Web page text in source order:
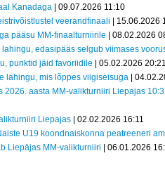
Kanadaga | 09.07.2026 11:10
veerandfinaali | 15.06.2026
pääsu MM-finaalturniirile | 08.02.2026
edasipääs selgub viimases
punktid jäid favoriidile | 05.02.2026 20:21
lahingu, mis lõppes viigiseisuga |
2026. aasta MM-valikturniiri Liepajas
Liepajas | 02.02.2026 16:11
U19 koondnaiskonna peatreeneri
Liepājas MM-valikturniiri | 06.01.2026